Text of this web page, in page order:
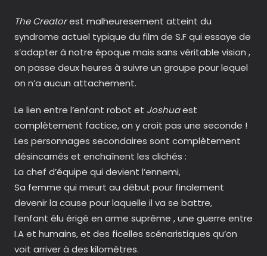
The Creatorest malheuresement atteint du
syndrome actuel typique du film de S.F qui essaye de
s’adapter à notre époque mais sans véritable vision ,
on passe deux heures à suivre un groupe pour lequel
on n’a aucun attachement.
Le lien entre l’enfant robot et Joshuaest
complètement factice, on y croit pas une seconde !
Les personnages secondaires sont complètement
désincarnés et enchaînent les clichés :
La chef d’équipe qui devient l’ennemi,
Sa femme qui meurt au début pour finalement
devenir la cause pour laquelle il va se battre,
l’enfant élu érigé en arme suprême , une guerre entre
I.A et humains, et des ficelles scénaristiques qu’on
voit arriver à des kilomètres.